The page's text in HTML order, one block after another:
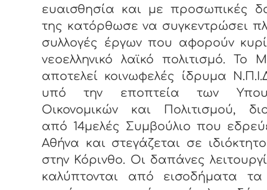
ευαισθησία και με προσωπικές
της κατόρθωσε να συγκεντρώσει
συλλογές έργων που αφορούν
νεοελληνικό λαϊκό πολιτισμό. Το
αποτελεί κοινωφελές ίδρυμα
υπό την εποπτεία των
Οικονομικών και Πολιτισμού,
από 14μελές Συμβούλιο που
Αθήνα και στεγάζεται σε ιδιόκτητο
στην Κόρινθο. Οι δαπάνες
καλύπτονται από εισοδήματα